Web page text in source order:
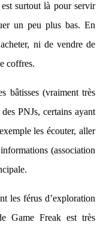
surtout là pour servir
un peu plus bas. En
ni de vendre de
coffres.
bâtisses (vraiment très
PNJs, certains ayant
les écouter, aller
(association
les férus d’exploration
Game Freak est très